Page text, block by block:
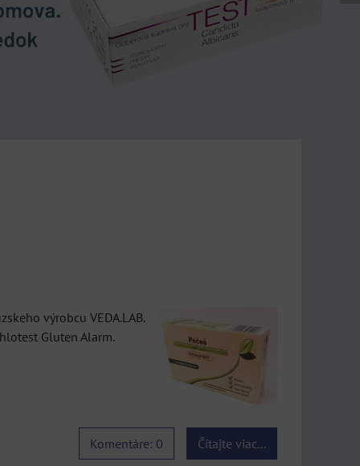
výrobcu VEDA.LAB.
Gluten Alarm.
Čítajte viac...
Komentáre: 0